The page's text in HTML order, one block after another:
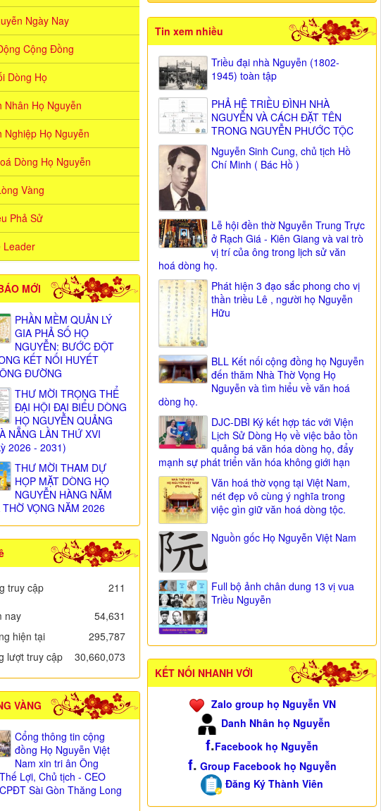
Tin xem nhiều
Triều đại nhà Nguyễn (1802-
1945) toàn tập
PHẢ HỆ TRIỀU ĐÌNH NHÀ
NGUYỄN VÀ CÁCH ĐẶT TÊN
TRONG NGUYỄN PHƯỚC TỘC
Nguyễn Sinh Cung, chủ tịch Hồ
Chí Minh ( Bác Hồ )
Lễ hội đền thờ Nguyễn Trung Trực
ở Rạch Giá - Kiên Giang và vai trò
vị trí của ông trong lịch sử văn
hoá dòng họ.
Phát hiện 3 đạo sắc phong cho vị
thần triều Lê , người họ Nguyễn
Hữu
BLL Kết nối cộng đồng họ Nguyễn
đến thăm Nhà Thờ Vọng Họ
Nguyễn và tìm hiểu về văn hoá
dòng họ.
DJC-DBI Ký kết hợp tác với Viện
Lịch Sử Dòng Họ về việc bảo tồn
quảng bá văn hóa dòng họ, đẩy
mạnh sự phát triển văn hóa không giới hạn
Văn hoá thờ vọng tại Việt Nam,
nét đẹp vô cùng ý nghĩa trong
việc gìn giữ văn hoá dòng tộc.
Nguồn gốc Họ Nguyễn Việt Nam
Full bộ ảnh chân dung 13 vị vua
Triều Nguyễn
KẾT NỐI NHANH VỚI
Zalo group họ Nguyễn VN
Danh Nhân họ Nguyễn
f.Facebook họ Nguyễn
f. Group Facebook họ Nguyễn
Đăng Ký Thành Viên
Ngày Nay
Cộng Đồng
Dòng Họ
Nhân Họ Nguyễn
Nghiệp Họ Nguyễn
Dòng Họ Nguyễn
Vàng
Phả Sử
Leader
MỚI
PHẦN MỀM QUẢN LÝ
GIA PHẢ SỐ HỌ
NGUYỄN: BƯỚC ĐỘT
KẾT NỐI HUYẾT
ĐƯỜNG
THƯ MỜI TRỌNG THỂ
ĐẠI HỘI ĐẠI BIỂU DÒNG
HỌ NGUYỄN QUẢNG
NẴNG LẦN THỨ XVI
2026 - 2031)
THƯ MỜI THAM DỰ
HỌP MẶT DÒNG HỌ
NGUYỄN HÀNG NĂM
THỜ VỌNG NĂM 2026
truy cập
211
nay
54,631
hiện tại
295,787
lượt truy cập
30,660,073
VÀNG
Cổng thông tin cộng
đồng Họ Nguyễn Việt
Nam xin tri ân Ông
Lợi, Chủ tịch - CEO
Sài Gòn Thăng Long